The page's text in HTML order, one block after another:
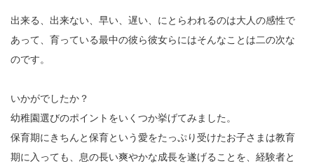
出来る、出来ない、早い、遅い、にとらわれるのは大人の感性で
あって、育っている最中の彼ら彼女らにはそんなことは二の次な
のです。
いかがでしたか？
幼稚園選びのポイントをいくつか挙げてみました。
保育期にきちんと保育という愛をたっぷり受けたお子さまは教育
期に入っても、息の長い爽やかな成長を遂げることを、経験者と